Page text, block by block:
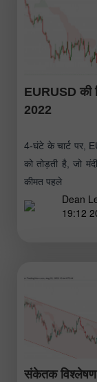
EURUSD की
2022
4-घंटे के चार्ट पर,
को तोड़ती है, जो
कीमत पहले
Dean
19:12
संकेतक